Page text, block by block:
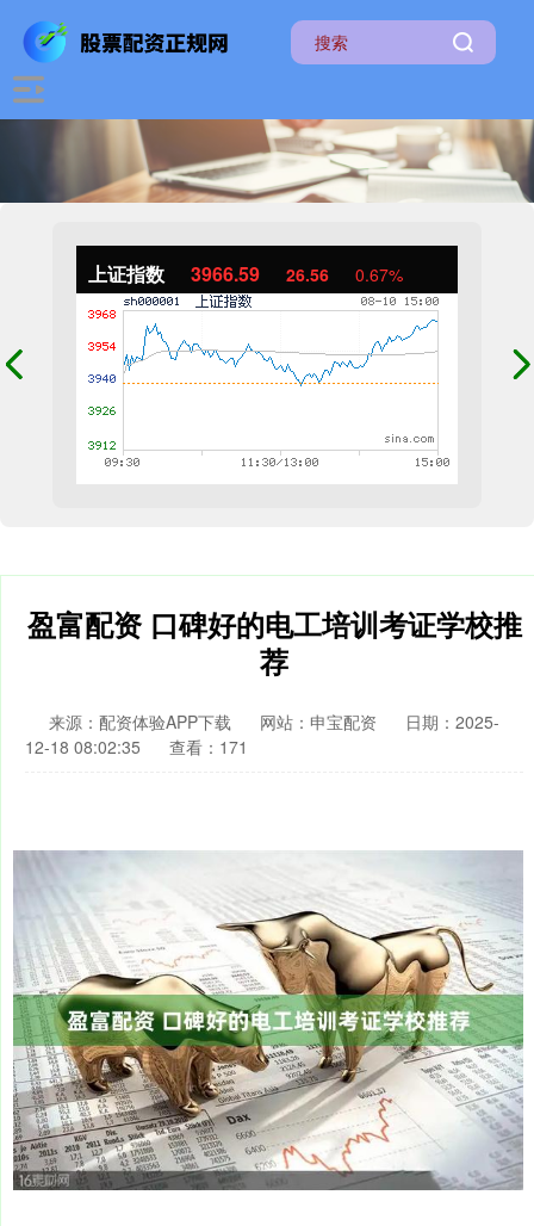
上证指数 3966.59 26.56 0.67%
盈富配资 口碑好的电工培训考证学校推
荐
来源：配资体验APP下载 网站：申宝配资
日期：2025-
12-18 08:02:35
查看：171